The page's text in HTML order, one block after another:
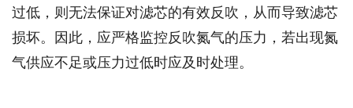
过低，则无法保证对滤芯的有效反吹，从而导致滤芯
损坏。因此，应严格监控反吹氮气的压力，若出现氮
气供应不足或压力过低时应及时处理。